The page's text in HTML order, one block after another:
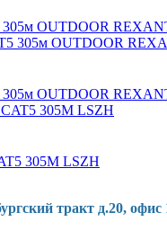
305м OUTDOOR
305м OUTDOOR
305М LSZH
тракт д.20, офис